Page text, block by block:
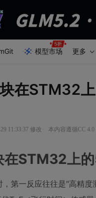
模型市场 更多
在STM32
11:33:37 修改 · 本内容遵循CC
STM32上
第一反应往往是"高精